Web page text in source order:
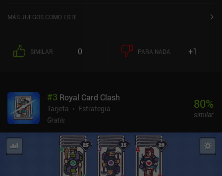
MÁS JUEGOS COMO ESTE
SIMILAR 0 PARA NADA +1
#3 Royal Card Clash
Tarjeta
Estrategia
Gratis
80%
similar